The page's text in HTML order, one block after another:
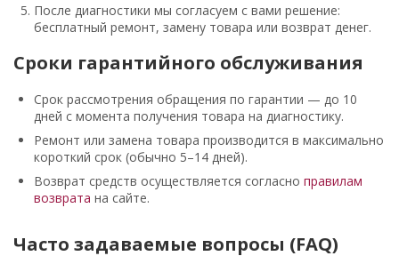
После диагностики мы согласуем с вами решение:
бесплатный ремонт, замену товара или возврат денег.
Сроки гарантийного обслуживания
Срок рассмотрения обращения по гарантии — до 10
дней с момента получения товара на диагностику.
Ремонт или замена товара производится в максимально
короткий срок (обычно 5–14 дней).
Возврат средств осуществляется согласно правилам
возврата на сайте.
Часто задаваемые вопросы (FAQ)